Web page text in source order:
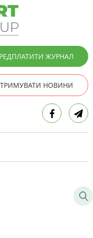
ЖУРНАЛ
НОВИНИ